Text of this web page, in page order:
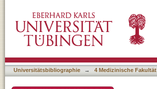
Universitätsbibliographie → 4 Medizinische Fakultät